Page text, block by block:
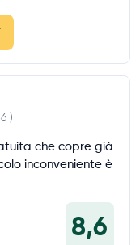
)
che copre già
inconveniente è
8,6